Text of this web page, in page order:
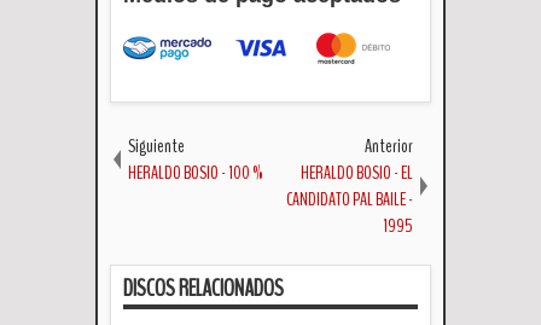
Siguiente
HERALDO BOSIO - 100 %
Anterior
HERALDO BOSIO - EL
CANDIDATO PAL BAILE -
1995
DISCOS RELACIONADOS